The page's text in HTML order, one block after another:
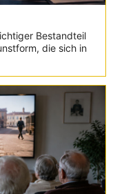
Bestandteil
die sich in